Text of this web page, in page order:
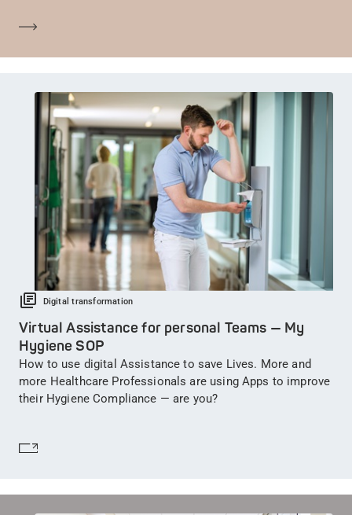
Digital transformation
Virtual Assistance for personal Teams — My
Hygiene SOP
How to use digital Assistance to save Lives. More and
more Healthcare Professionals are using Apps to improve
their Hygiene Compliance — are you?
En savoir plus